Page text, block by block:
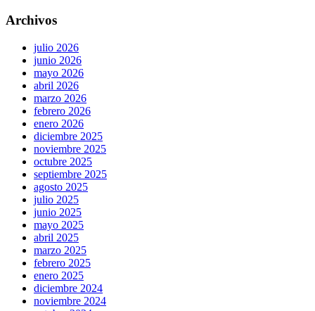
Archivos
julio 2026
junio 2026
mayo 2026
abril 2026
marzo 2026
febrero 2026
enero 2026
diciembre 2025
noviembre 2025
octubre 2025
septiembre 2025
agosto 2025
julio 2025
junio 2025
mayo 2025
abril 2025
marzo 2025
febrero 2025
enero 2025
diciembre 2024
noviembre 2024